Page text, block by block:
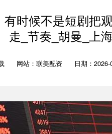
时候不是短剧把
走_节奏_胡曼_上
网站：联美配资 日期：